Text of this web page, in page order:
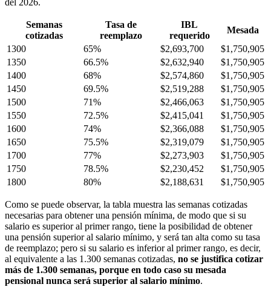
del 2026.
Semanas
cotizadas
Tasa de
reemplazo
IBL
requerido
Mesada
1300
65% $2,693,700
$1,750,905
1350
66.5% $2,632,940
$1,750,905
1400
68% $2,574,860
$1,750,905
1450
69.5% $2,519,288
$1,750,905
1500
71% $2,466,063
$1,750,905
1550
72.5% $2,415,041
$1,750,905
1600
74% $2,366,088
$1,750,905
1650
75.5% $2,319,079
$1,750,905
1700
77% $2,273,903
$1,750,905
1750
78.5% $2,230,452
$1,750,905
1800
80% $2,188,631 $1,750,905
Como se puede observar, la tabla muestra las semanas cotizadas
necesarias para obtener una pensión mínima, de modo que si su
salario es superior al primer rango, tiene la posibilidad de obtener
una pensión superior al salario mínimo, y será tan alta como su tasa
de reemplazo; pero si su salario es inferior al primer rango, es decir,
al equivalente a las 1.300 semanas cotizadas, no se justifica cotizar
más de 1.300 semanas, porque en todo caso su mesada
pensional nunca será superior al salario mínimo.